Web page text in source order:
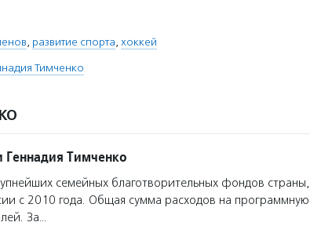
, развитие спорта, хоккей
Тимченко
Геннадия Тимченко
семейных благотворительных фондов страны,
с 2010 года. Общая сумма расходов на программную
За…